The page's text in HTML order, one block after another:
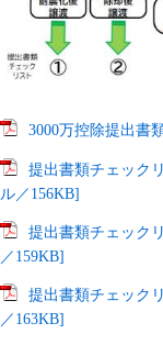
3000万控除提出書
提出書類チェック
ル／156KB]
提出書類チェック
／159KB]
提出書類チェック
／163KB]